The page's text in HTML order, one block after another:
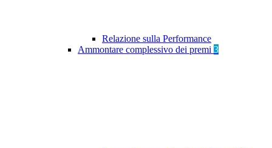
Relazione sulla Performance
Ammontare complessivo dei premi 3